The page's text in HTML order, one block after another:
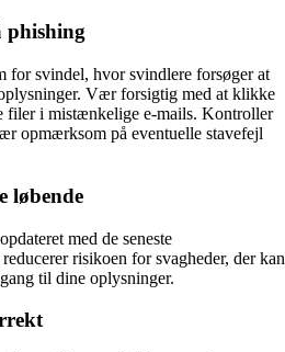
for svindel, hvor svindlere forsøger at
Vær forsigtig med at klikke
filer i mistænkelige e-mails. Kontroller
opmærksom på eventuelle stavefejl
løbende
med de seneste
risikoen for svagheder, der kan
til dine oplysninger.